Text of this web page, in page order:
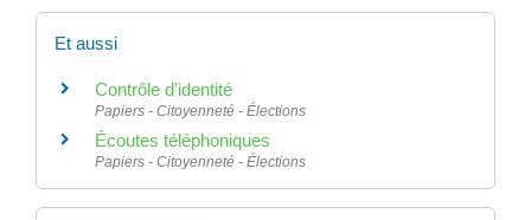
Et aussi
Contrôle d'identité
Papiers - Citoyenneté - Élections
Écoutes téléphoniques
Papiers - Citoyenneté - Élections